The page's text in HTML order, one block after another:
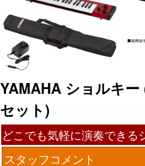
YAMAHA ショルキー
セット)
どこでも気軽に演奏できる
スタッフコメント